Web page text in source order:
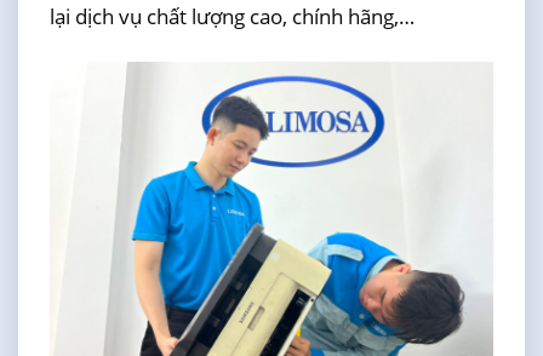
lại dịch vụ chất lượng cao, chính hãng,…